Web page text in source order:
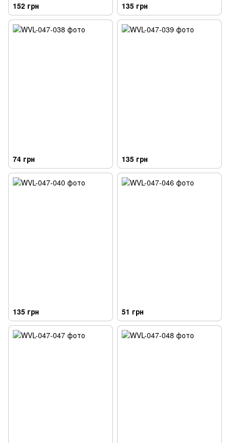
152 грн 135 грн
74 грн 135 грн
135 грн 51 грн